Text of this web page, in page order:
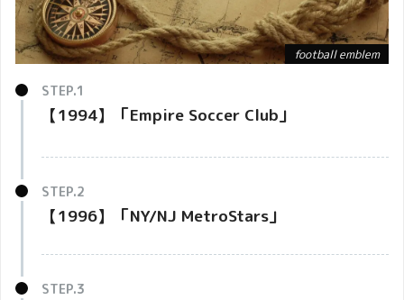
football emblem
【1994】「Empire Soccer Club 」
【1996】「NY/NJ MetroStars」